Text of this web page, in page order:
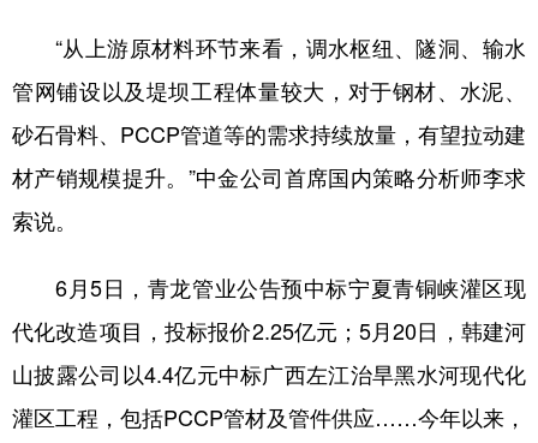
“从上游原材料环节来看，调水枢纽、隧洞、输水
管网铺设以及堤坝工程体量较大，对于钢材、水泥、
砂石骨料、PCCP管道等的需求持续放量，有望拉动建
材产销规模提升。”中金公司首席国内策略分析师李求
索说。
6月5日，青龙管业公告预中标宁夏青铜峡灌区现
代化改造项目，投标报价2.25亿元；5月20日，韩建河
山披露公司以4.4亿元中标广西左江治旱黑水河现代化
灌区工程，包括PCCP管材及管件供应……今年以来，